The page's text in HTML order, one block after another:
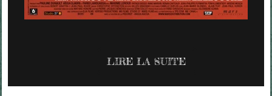
LIRE LA SUITE